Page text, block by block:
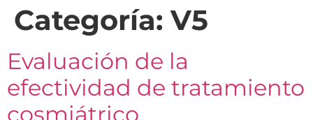
Categoría:V5
Evaluación de la
efectividad de tratamiento
cosmiátrico